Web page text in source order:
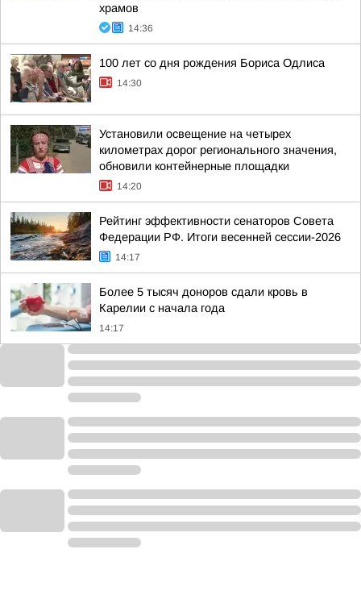
храмов
14:36
100 лет со дня рождения Бориса Одлиса
14:30
Установили освещение на четырех
километрах дорог регионального значения,
обновили контейнерные площадки
14:20
Рейтинг эффективности сенаторов Совета
Федерации РФ. Итоги весенней сессии-2026
14:17
Более 5 тысяч доноров сдали кровь в
Карелии с начала года
14:17